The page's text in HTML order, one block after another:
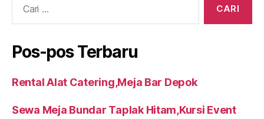
Pos-pos Terbaru
Rental Alat Catering,Meja Bar Depok
Sewa Meja Bundar Taplak Hitam,Kursi Event